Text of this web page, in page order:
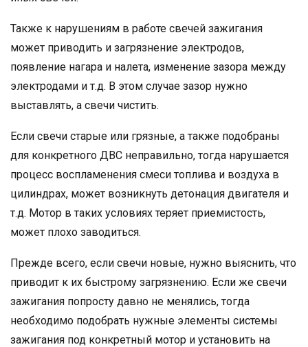
Также к нарушениям в работе свечей зажигания
может приводить и загрязнение электродов,
появление нагара и налета, изменение зазора между
электродами и т.д. В этом случае зазор нужно
выставлять, а свечи чистить.
Если свечи старые или грязные, а также подобраны
для конкретного ДВС неправильно, тогда нарушается
процесс воспламенения смеси топлива и воздуха в
цилиндрах, может возникнуть детонация двигателя и
т.д. Мотор в таких условиях теряет приемистость,
может плохо заводиться.
Прежде всего, если свечи новые, нужно выяснить, что
приводит к их быстрому загрязнению. Если же свечи
зажигания попросту давно не менялись, тогда
необходимо подобрать нужные элементы системы
зажигания под конкретный мотор и установить на